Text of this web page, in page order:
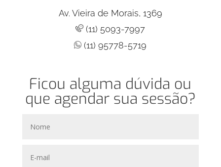
Av. Vieira de Morais, 1369
(11) 5093-7997
(11) 95778-5719
Ficou alguma dúvida ou
que agendar sua sessão?